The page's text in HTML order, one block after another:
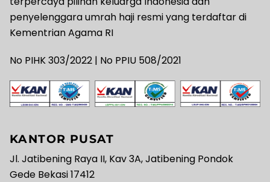
penyelenggara umrah haji resmi yang terdaftar di
Kementrian Agama RI
No PIHK 303/2022 | No PPIU 508/2021
KANTOR PUSAT
Jl. Jatibening Raya II, Kav 3A, Jatibening Pondok
Gede Bekasi 17412